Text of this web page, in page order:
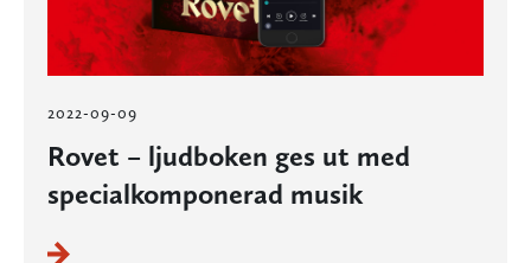
2022-09-09
Rovet – ljudboken ges ut med
specialkomponerad musik